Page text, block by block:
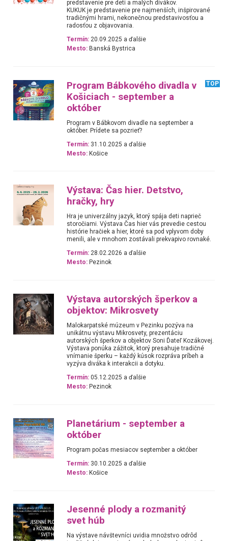
predstavenie pre deti a malých divákov.
KUKUK je predstavenie pre najmenších, inšpirované
tradičnými hrami, nekonečnou predstavivosťou a
radosťou z objavovania.
Termín: 20.09.2025 a ďalšie
Mesto: Banská Bystrica
Program Bábkového divadla v
Košiciach - september a
október
TOP
Program v Bábkovom divadle na september a
október. Prídete sa pozrieť?
Termín: 31.10.2025 a ďalšie
Mesto: Košice
Výstava: Čas hier. Detstvo,
hračky, hry
Hra je univerzálny jazyk, ktorý spája deti naprieč
storočiami. Výstava Čas hier vás prevedie cestou
histórie hračiek a hier, ktoré sa pod vplyvom doby
menili, ale v mnohom zostávali prekvapivo rovnaké.
Termín: 28.02.2026 a ďalšie
Mesto: Pezinok
Výstava autorských šperkov a
objektov: Mikrosvety
Malokarpatské múzeum v Pezinku pozýva na
unikátnu výstavu Mikrosvety, prezentáciu
autorských šperkov a objektov Soni Ďateľ Kozákovej.
Výstava ponúka zážitok, ktorý presahuje tradičné
vnímanie šperku – každý kúsok rozpráva príbeh a
vyzýva diváka k interakcii a dotyku.
Termín: 05.12.2025 a ďalšie
Mesto: Pezinok
Planetárium - september a
október
Program počas mesiacov september a október
Termín: 30.10.2025 a ďalšie
Mesto: Košice
Jesenné plody a rozmanitý
svet húb
Na výstave návštevníci uvidia množstvo odrôd